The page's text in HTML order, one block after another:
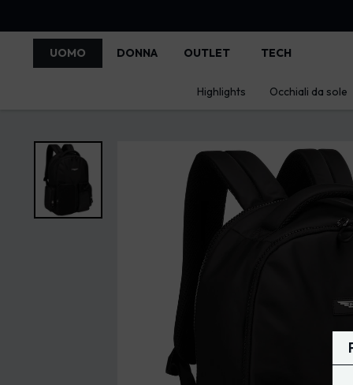
UOMO DONNA OUTLET TECH
Highlights Occhiali da sole